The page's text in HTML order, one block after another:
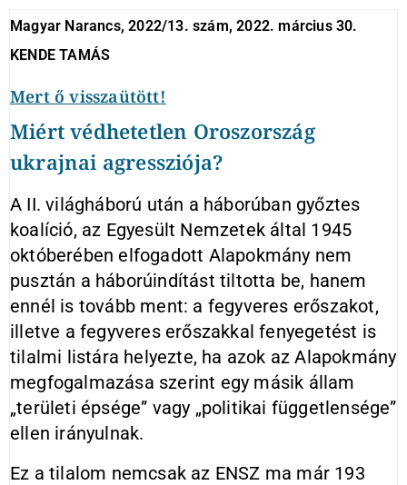
Magyar Narancs, 2022/13. szám, 2022. március 30.
KENDE TAMÁS
Mert ő visszaütött!
Miért védhetetlen Oroszország
ukrajnai agressziója?
A II. világháború után a háborúban győztes
koalíció, az Egyesült Nemzetek által 1945
októberében elfogadott Alapokmány nem
pusztán a háborúindítást tiltotta be, hanem
ennél is tovább ment: a fegyveres erőszakot,
illetve a fegyveres erőszakkal fenyegetést is
tilalmi listára helyezte, ha azok az Alapokmány
megfogalmazása szerint egy másik állam
„területi épsége” vagy „politikai függetlensége”
ellen irányulnak.
Ez a tilalom nemcsak az ENSZ ma már 193